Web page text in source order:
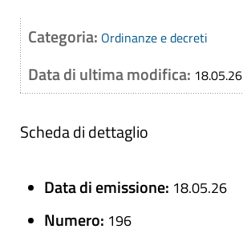
Categoria: Ordinanze e decreti
Data di ultima modifica: 18.05.26
Scheda di dettaglio
Data di emissione: 18.05.26
Numero: 196